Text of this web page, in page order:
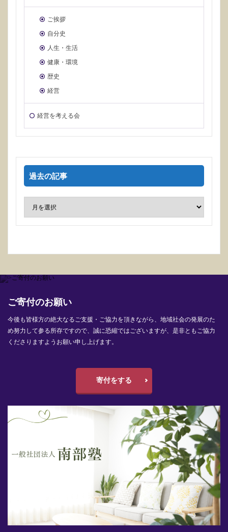
ご挨拶
自分史
人生・生活
健康・環境
歴史
経営
経営を考える会
過去の記事
ご寄付のお願い
今後も皆様方の絶大なるご支援・ご協力を頂きながら、地域社会の発展のた
め努力して参る所存ですので、誠に恐縮ではございますが、是非ともご協力
くださりますようお願い申し上げます。
寄付をする